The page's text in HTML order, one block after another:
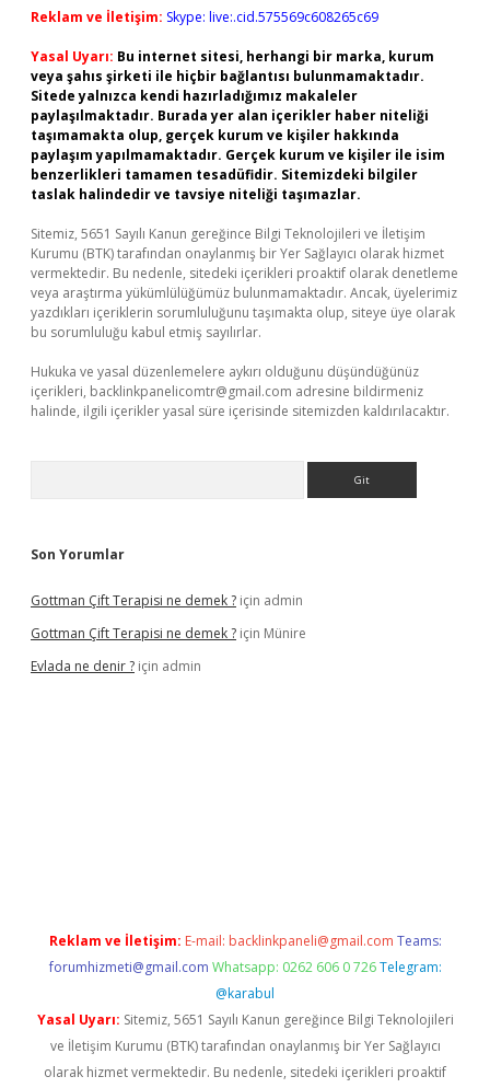
Reklam ve İletişim: Skype: live:.cid.575569c608265c69
Yasal Uyarı: Bu internet sitesi, herhangi bir marka, kurum
veya şahıs şirketi ile hiçbir bağlantısı bulunmamaktadır.
Sitede yalnızca kendi hazırladığımız makaleler
paylaşılmaktadır. Burada yer alan içerikler haber niteliği
taşımamakta olup, gerçek kurum ve kişiler hakkında
paylaşım yapılmamaktadır. Gerçek kurum ve kişiler ile isim
benzerlikleri tamamen tesadüfidir. Sitemizdeki bilgiler
taslak halindedir ve tavsiye niteliği taşımazlar.
Sitemiz, 5651 Sayılı Kanun gereğince Bilgi Teknolojileri ve İletişim
Kurumu (BTK) tarafından onaylanmış bir Yer Sağlayıcı olarak hizmet
vermektedir. Bu nedenle, sitedeki içerikleri proaktif olarak denetleme
veya araştırma yükümlülüğümüz bulunmamaktadır. Ancak, üyelerimiz
yazdıkları içeriklerin sorumluluğunu taşımakta olup, siteye üye olarak
bu sorumluluğu kabul etmiş sayılırlar.
Hukuka ve yasal düzenlemelere aykırı olduğunu düşündüğünüz
içerikleri, backlinkpanelicomtr@gmail.com adresine bildirmeniz
halinde, ilgili içerikler yasal süre içerisinde sitemizden kaldırılacaktır.
Son Yorumlar
Gottman Çift Terapisi ne demek ? için admin
Gottman Çift Terapisi ne demek ? için Münire
Evlada ne denir ? için admin
Reklam ve İletişim: E-mail: backlinkpaneli@gmail.com Teams:
forumhizmeti@gmail.com Whatsapp: 0262 606 0 726 Telegram:
@karabul
Yasal Uyarı: Sitemiz, 5651 Sayılı Kanun gereğince Bilgi Teknolojileri
ve İletişim Kurumu (BTK) tarafından onaylanmış bir Yer Sağlayıcı
olarak hizmet vermektedir. Bu nedenle, sitedeki içerikleri proaktif